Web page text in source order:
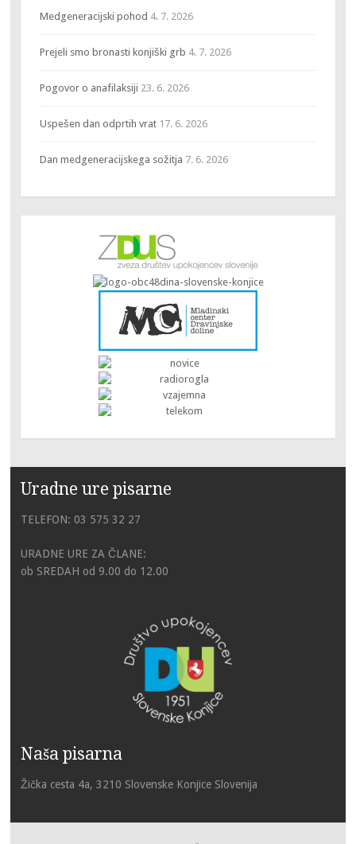
Medgeneracijski pohod 4. 7. 2026
Prejeli smo bronasti konjiški grb 4. 7. 2026
Pogovor o anafilaksiji 23. 6. 2026
Uspešen dan odprtih vrat 17. 6. 2026
Dan medgeneracijskega sožitja 7. 6. 2026
Uradne ure pisarne
TELEFON: 03 575 32 27
URADNE URE ZA ČLANE:
ob SREDAH od 9.00 do 12.00
Naša pisarna
Žička cesta 4a, 3210 Slovenske Konjice Slovenija